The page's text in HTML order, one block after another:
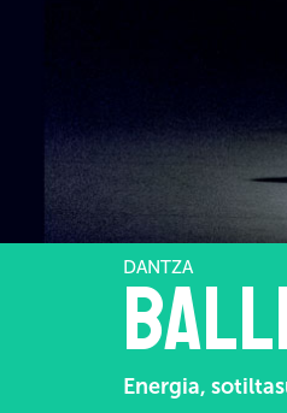
DANTZA
Energia,